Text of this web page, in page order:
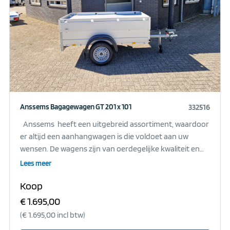
toegestane maximum massa min het eigen gewicht.
332516
Anssems Bagagewagen GT 201 x 101
Anssems heeft een uitgebreid assortiment, waardoor
er altijd een aanhangwagen is die voldoet aan uw
wensen. De wagens zijn van oerdegelijke kwaliteit en
kunt u er altijd veilig mee op pad. Naast kwaliteit en
groot belang. Daarom beschikt elke aanhangwagen
over een royale standaarduitrusting. De
aanhangwagen is standaard helemaal compleet en
Lees meer
Koop
€ 1.695,00
(€ 1.695,00 incl btw)